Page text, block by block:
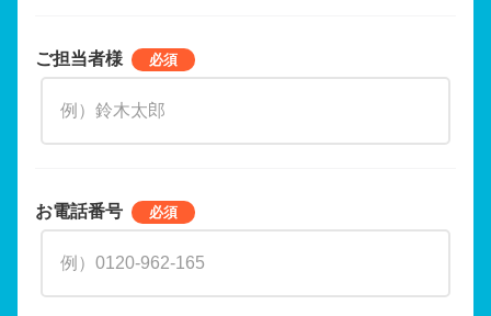
ご担当者様
お電話番号